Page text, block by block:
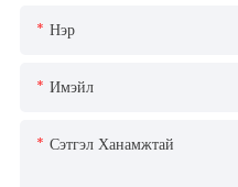
Нэр
Имэйл
Сэтгэл Ханамжтай